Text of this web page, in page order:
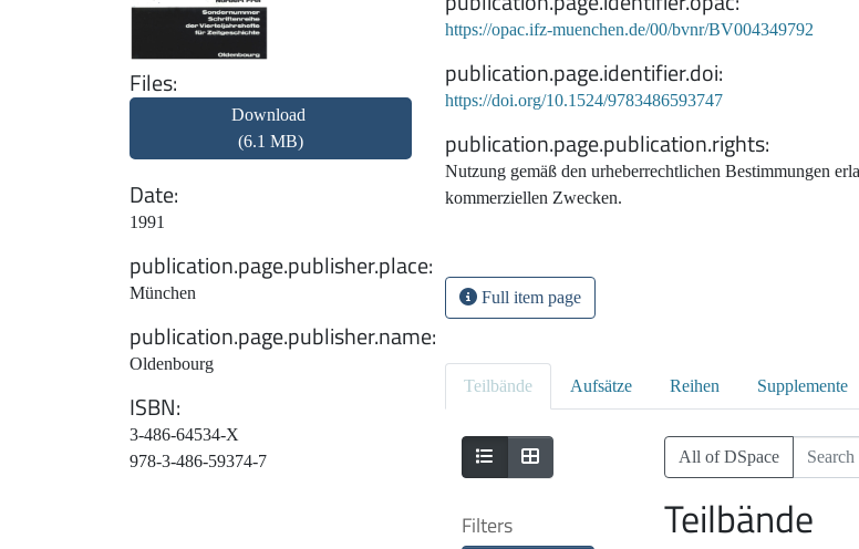
Files
Download
(6.1 MB)
Date
1991
publication.page.publisher.place
München
publication.page.publisher.name
Oldenbourg
ISBN
3-486-64534-X
978-3-486-59374-7
https://opac.ifz-muenchen.de/00/bvnr/BV004349792
publication.page.identifier.doi
https://doi.org/10.1524/9783486593747
publication.page.publication.rights
Nutzung gemäß den urheberrechtlichen Bestimmungen
kommerziellen Zwecken.
Full item page
Teilbände Aufsätze Reihen Supplemente
Filters
All of DSpace
Teilbände